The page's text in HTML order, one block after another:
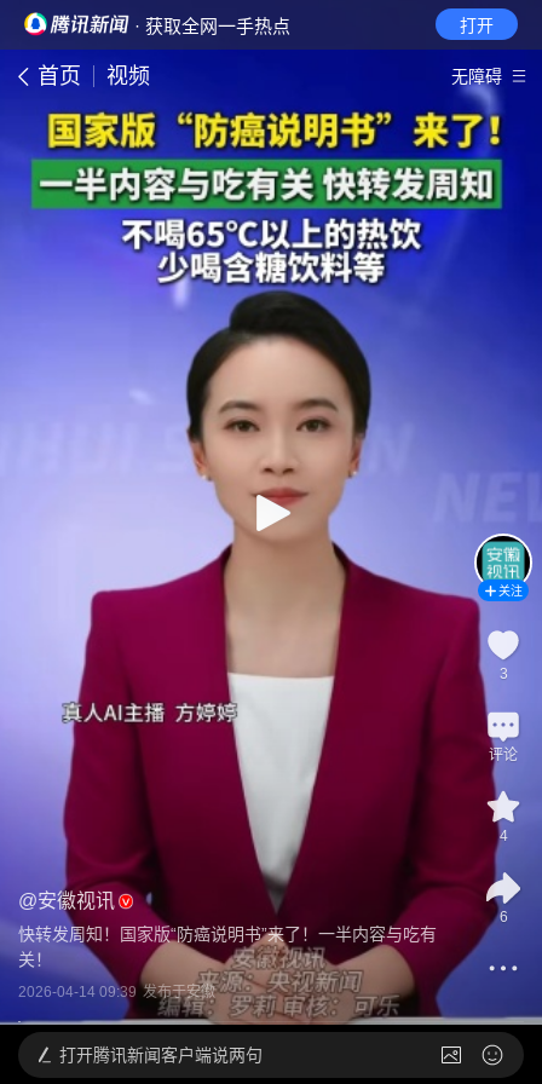
· 获取全网一手热点 打开
首页 视频 无障碍
@安徽视讯
快转发周知！国家版“防癌说明书”来了！一半内容与吃有
关！
2026-04-14 09:39 发布于安徽
关注
3
评论
4
6
打开腾讯新闻客户端说两句